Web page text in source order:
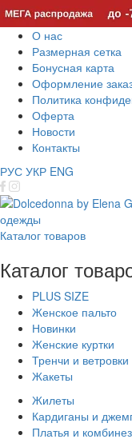
О нас
Размерная сетка
Бонусная карта
Оформление
Политика
Оферта
Новости
Контакты
РУС УКР ENG
Каталог товаров
Каталог
PLUS SIZE
Женское пальто
Новинки
Женские куртки
Тренчи и ветровки
Жакеты
Жилеты
Кардиганы и
Платья и